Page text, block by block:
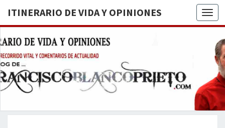
ITINERARIO DE VIDA Y OPINIONES
DE
BREVE
RECORRIDO
VITAL Y
ACTUALIDAD